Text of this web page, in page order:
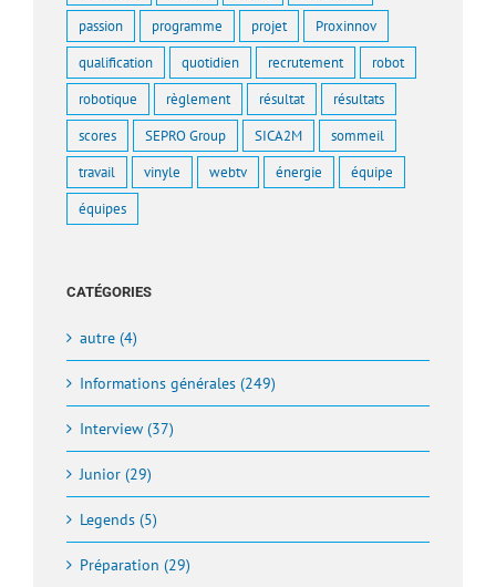
passion programme projet Proxinnov
qualification quotidien recrutement robot
robotique règlement résultat résultats
scores SEPRO Group SICA2M sommeil
travail vinyle webtv énergie équipe
équipes
CATÉGORIES
autre (4)
Informations générales (249)
Interview (37)
Junior (29)
Legends (5)
Préparation (29)